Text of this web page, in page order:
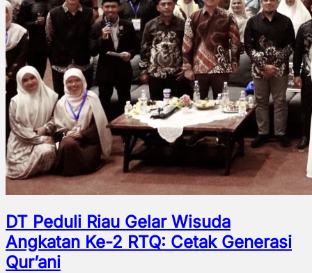
DT Peduli Riau Gelar Wisuda
Angkatan Ke-2 RTQ: Cetak Generasi
Qur’ani